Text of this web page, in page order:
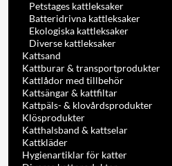
Petstages kattleksaker
Batteridrivna kattleksaker
Ekologiska kattleksaker
Diverse kattleksaker
Kattsand
Kattburar & transportprodukter
Kattlådor med tillbehör
Kattsängar & kattfiltar
Kattpäls- & klovårdsprodukter
Klösprodukter
Katthalsband & kattselar
Kattkläder
Hygienartiklar för katter